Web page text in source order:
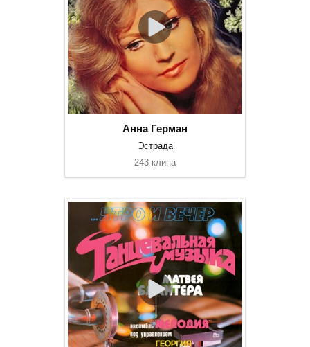
Анна Герман
Эстрада
243 клипа